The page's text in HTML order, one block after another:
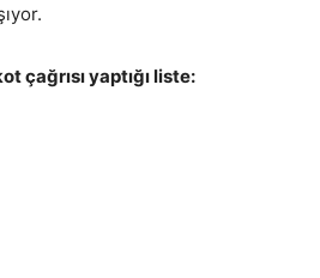
çağrısı yaptığı liste: